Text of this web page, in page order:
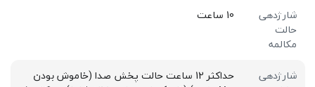
شارژدهی
حالت
مکالمه
10 ساعت
شارژدهی
حداکثر 12 ساعت حالت پخش صدا (خاموش بودن